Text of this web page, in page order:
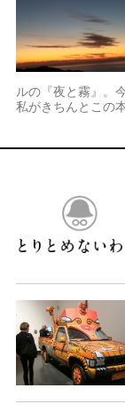
ルの『夜と霧』。
私がきちんとこの